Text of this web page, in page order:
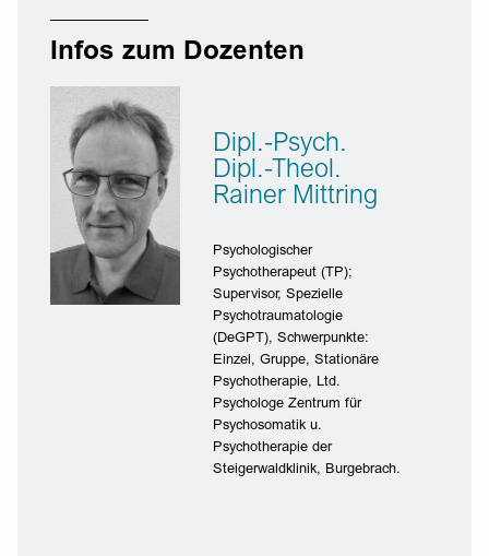
Infos zum Dozenten
Dipl.-Psych.
Dipl.-Theol.
Rainer Mittring
Psychologischer
Psychotherapeut (TP);
Supervisor, Spezielle
Psychotraumatologie
(DeGPT), Schwerpunkte:
Einzel, Gruppe, Stationäre
Psychotherapie, Ltd.
Psychologe Zentrum für
Psychosomatik u.
Psychotherapie der
Steigerwaldklinik, Burgebrach.